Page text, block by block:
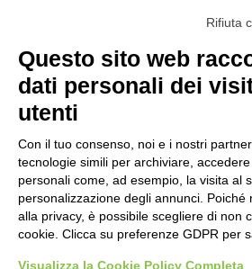
MACINACAFFÈ
ON DEMAND
DOSATORI
MACINE
ACCESSORI
AZIENDA
NEWS
AREA CLIENTI
CONDIZIONI DI VENDITA
RAEE
Rifiuta
Questo sito web
dati personali dei
utenti
Con il tuo consenso, noi e i nostri
tecnologie simili per archiviare,
personali come, ad esempio, la visita al
personalizzazione degli annunci. Poiché
alla privacy, è possibile scegliere di non
cookie. Clicca su preferenze GDPR per
Visualizza la Cookie Policy Completa